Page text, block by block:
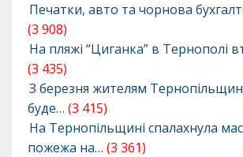
Печатки, авто та чорнова
(3 908)
На пляжі “Циганка” в Тернополі
(3 435)
З березня жителям
буде… (3 415)
На Тернопільщині спалахнула
пожежа на… (3 361)